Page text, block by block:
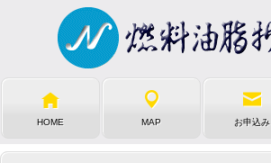
HOME MAP お申込み